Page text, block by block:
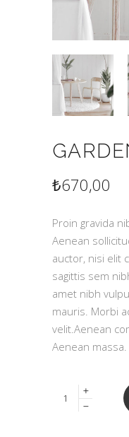
₺670,00
Proin gravida
Aenean
auctor, nisi elit
sagittis sem
amet nibh
mauris. Morbi
velit.Aenean
Aenean massa.
Quantity